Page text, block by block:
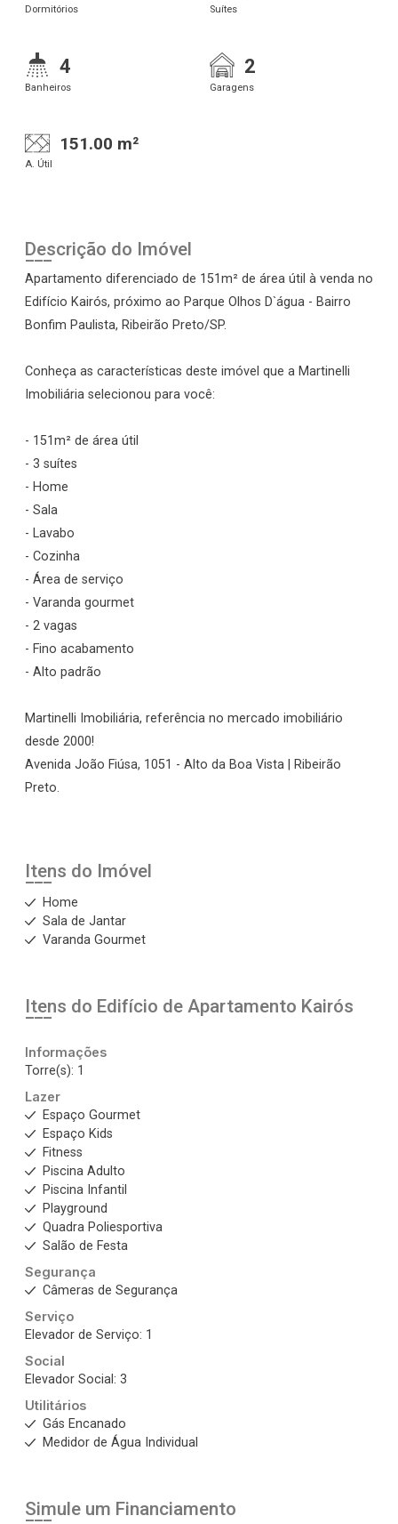
Dormitórios Suítes
4
Banheiros
2
Garagens
151.00 m²
A. Útil
Descrição do Imóvel
Apartamento diferenciado de 151m² de área útil à venda no
Edifício Kairós, próximo ao Parque Olhos D`água - Bairro
Bonfim Paulista, Ribeirão Preto/SP.
Conheça as características deste imóvel que a Martinelli
Imobiliária selecionou para você:
- 151m² de área útil
- 3 suítes
- Home
- Sala
- Lavabo
- Cozinha
- Área de serviço
- Varanda gourmet
- 2 vagas
- Fino acabamento
- Alto padrão
Martinelli Imobiliária, referência no mercado imobiliário
desde 2000!
Avenida João Fiúsa, 1051 - Alto da Boa Vista | Ribeirão
Preto.
Itens do Imóvel
Home
Sala de Jantar
Varanda Gourmet
Itens do Edifício de Apartamento Kairós
Informações
Torre(s): 1
Lazer
Espaço Gourmet
Espaço Kids
Fitness
Piscina Adulto
Piscina Infantil
Playground
Quadra Poliesportiva
Salão de Festa
Segurança
Câmeras de Segurança
Serviço
Elevador de Serviço: 1
Social
Elevador Social: 3
Utilitários
Gás Encanado
Medidor de Água Individual
Simule um Financiamento